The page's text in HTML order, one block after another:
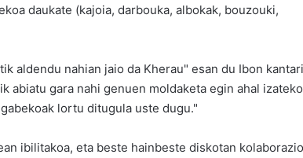
daukate (kajoia, darbouka, albokak, bouzouki,
aldendu nahian jaio da Kherau" esan du Ibon
abiatu gara nahi genuen moldaketa egin ahal
lortu ditugula uste dugu."
ibilitakoa, eta beste hainbeste diskotan